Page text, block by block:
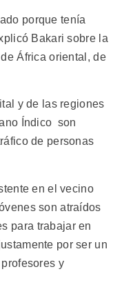
porque tenía
Bakari sobre la
África oriental, de
y de las regiones
Índico son
de personas
en el vecino
son atraídos
para trabajar en
por ser un
y